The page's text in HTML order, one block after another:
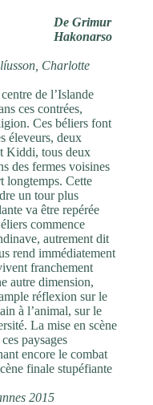
De Grimur
Hakonarso
Charlotte
de l’Islande
ces contrées,
Ces béliers font
éleveurs, deux
Kiddi, tous deux
des fermes voisines
longtemps. Cette
un tour plus
va être repérée
commence
autrement dit
rend immédiatement
franchement
autre dimension,
réflexion sur le
à l’animal, sur le
La mise en scène
paysages
encore le combat
finale stupéfiante
2015